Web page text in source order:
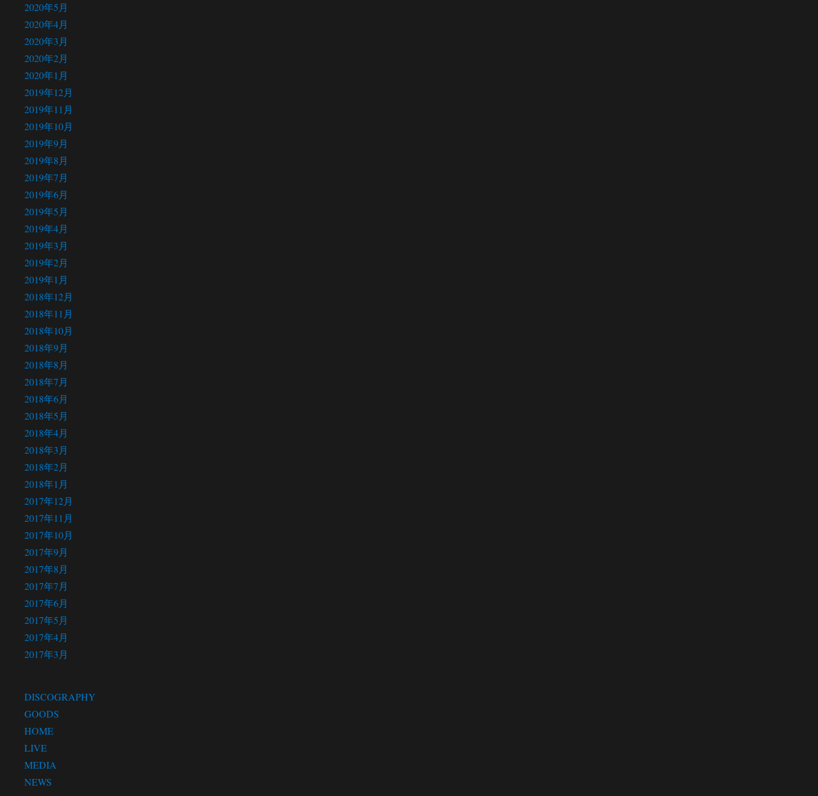
2020年5月
2020年4月
2020年3月
2020年2月
2020年1月
2019年12月
2019年11月
2019年10月
2019年9月
2019年8月
2019年7月
2019年6月
2019年5月
2019年4月
2019年3月
2019年2月
2019年1月
2018年12月
2018年11月
2018年10月
2018年9月
2018年8月
2018年7月
2018年6月
2018年5月
2018年4月
2018年3月
2018年2月
2018年1月
2017年12月
2017年11月
2017年10月
2017年9月
2017年8月
2017年7月
2017年6月
2017年5月
2017年4月
2017年3月
DISCOGRAPHY
GOODS
HOME
LIVE
MEDIA
NEWS